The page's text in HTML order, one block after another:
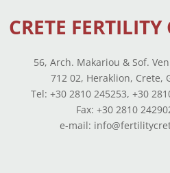
CRETE FERTILITY
56, Arch. Makariou & Sof.
712 02, Heraklion, Crete,
Tel: +30 2810 245253, +30
Fax: +30 2810
e-mail: